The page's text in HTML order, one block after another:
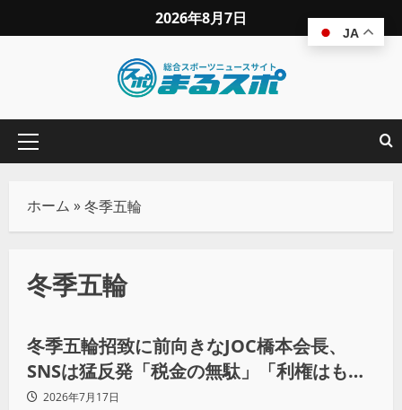
2026年8月7日
ホーム »冬季五輪
冬季五輪
ニュース 地域スポーツ
冬季五輪招致に前向きなJOC橋本会長、
SNSは猛反発「税金の無駄」「利権はもう
いい」
2026年7月17日
JA